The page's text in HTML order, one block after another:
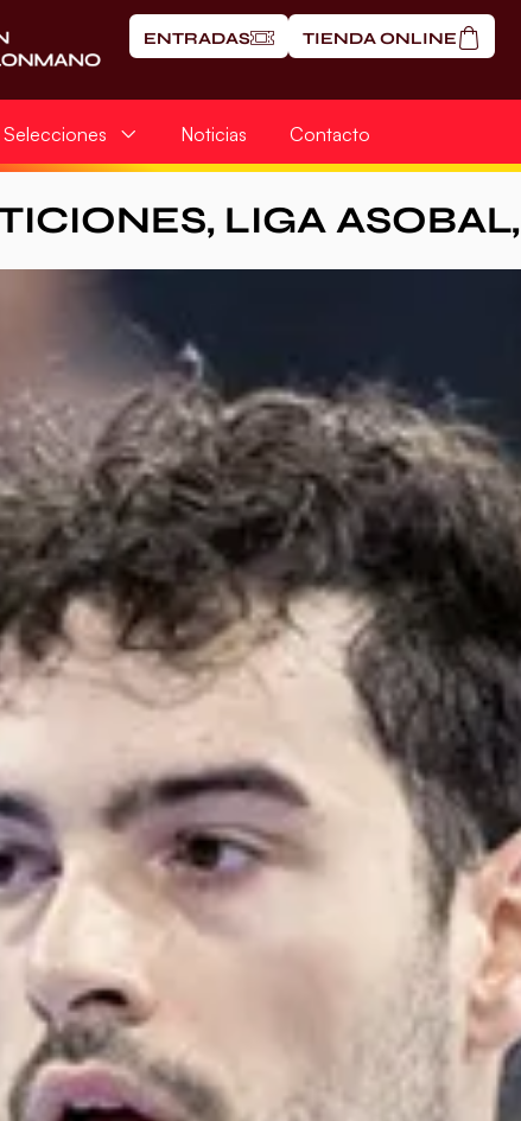
ENTRADAS TIENDA ONLINE
Selecciones Noticias Contacto
, LIGA ASOBAL,